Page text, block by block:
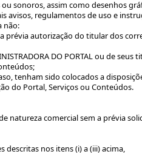
sonoros, assim como desenhos
avisos, regulamentos de uso e
não:
prévia autorização do titular dos
DO PORTAL ou de seus
tenham sido colocados a
do Portal, Serviços ou Conteúdos.
natureza comercial sem a prévia
descritas nos itens (i) a (iii) acima,